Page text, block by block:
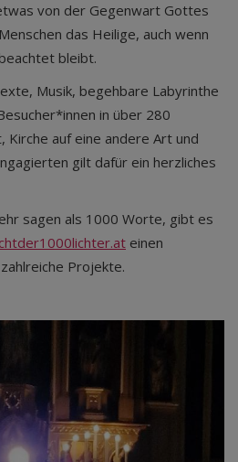
von der Gegenwart Gottes
das Heilige, auch wenn
bleibt.
Musik, begehbare Labyrinthe
in über 280
Kirche auf eine andere Art und
gilt dafür ein herzliches
sagen als 1000 Worte, gibt es
einen
Projekte.